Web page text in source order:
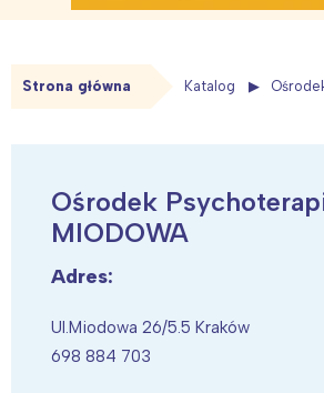
Strona główna Katalog
Ośrodek
MIODOWA
Adres:
Ul.Miodowa 26/5.5 Kraków
698 884 703